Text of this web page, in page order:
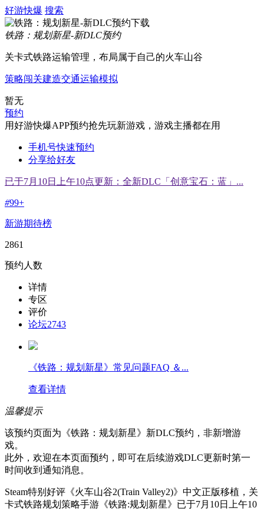
好游快爆 搜索
铁路：规划新星-新DLC预约
关卡式铁路运输管理，布局属于自己的火车山谷
策略闯关建造交通运输模拟
暂无
预约
用好游快爆APP预约抢先玩新游戏，游戏主播都在用
手机号快速预约
分享给好友
已于7月10日上午10点更新：全新DLC「创意宝石：蓝」...
#99+
新游期待榜
2861
预约人数
详情
专区
评价
论坛2743
《铁路：规划新星》常见问题FAQ ＆...
查看详情
温馨提示
该预约页面为《铁路：规划新星》新DLC预约，非新增游
戏。
此外，欢迎在本页面预约，即可在后续游戏DLC更新时第一
时间收到通知消息。
Steam特别好评《火车山谷2(Train Valley2)》中文正版移植，关
卡式铁路规划策略手游《铁路:规划新星》已于7月10日上午10